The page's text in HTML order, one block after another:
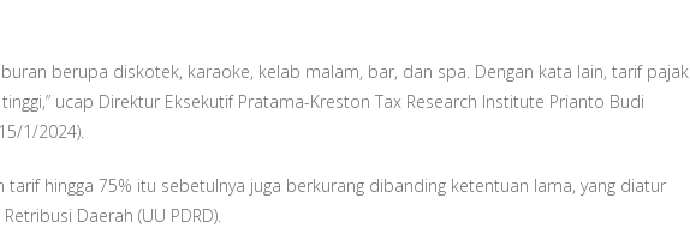
berupa diskotek, karaoke, kelab malam, bar, dan spa. Dengan kata lain, tarif pajak
ucap Direktur Eksekutif Pratama-Kreston Tax Research Institute Prianto Budi
1/2024).
hingga 75% itu sebetulnya juga berkurang dibanding ketentuan lama, yang diatur
Daerah (UU PDRD).